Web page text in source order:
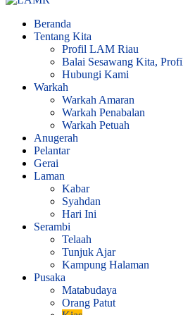
Beranda
Tentang Kita
Profil LAM Riau
Balai Sesawang Kita,
Hubungi Kami
Warkah
Warkah Amaran
Warkah Penabalan
Warkah Petuah
Anugerah
Pelantar
Gerai
Laman
Kabar
Syahdan
Hari Ini
Serambi
Telaah
Tunjuk Ajar
Kampung Halaman
Pusaka
Matabudaya
Orang Patut